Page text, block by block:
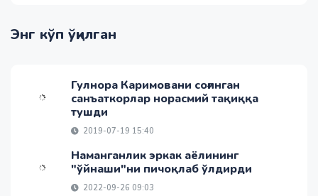
Энг кўп ўқилган
Гулнора Каримовани соғинган
санъаткорлар норасмий тақиққа
тушди
2019-07-19 15:40
Наманганлик эркак аёлининг
"ўйнаши"ни пичоқлаб ўлдирди
2022-09-26 09:03